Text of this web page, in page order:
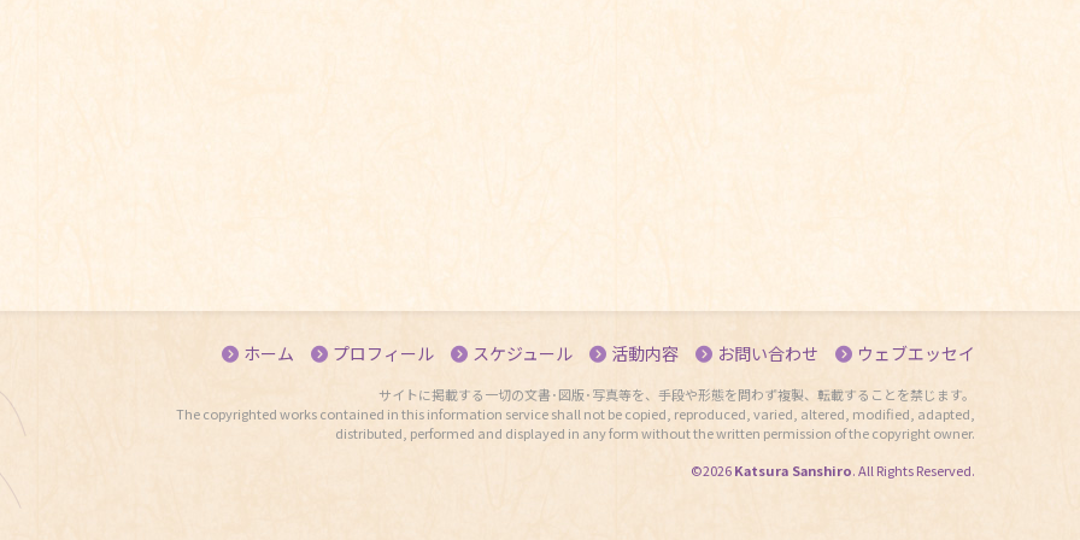
ホーム プロフィール スケジュール 活動内容 お問い合わせ ウェブエッセイ
サイトに掲載する一切の文書･図版･写真等を、手段や形態を問わず複製、転載することを禁じます。
The copyrighted works contained in this information service shall not be copied, reproduced, varied, altered, modified, adapted,
distributed, performed and displayed in any form without the written permission of the copyright owner.
©2026Katsura Sanshiro. All Rights Reserved.